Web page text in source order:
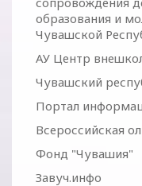
образования и
Чувашской
АУ Центр
Чувашский
Портал
Всероссийская
Фонд "Чувашия"
Завуч.инфо